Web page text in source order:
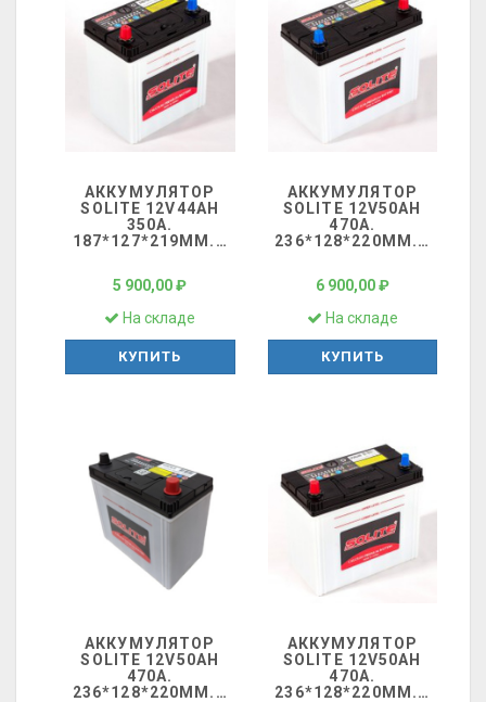
АККУМУЛЯТОР
SOLITE 12V44AH
350A.
187*127*219ММ. …
5 900,00 ₽
На складе
КУПИТЬ
АККУМУЛЯТОР
SOLITE 12V50AH
470A.
236*128*220ММ.…
6 900,00 ₽
На складе
КУПИТЬ
АККУМУЛЯТОР
SOLITE 12V50AH
470A.
236*128*220ММ. …
АККУМУЛЯТОР
SOLITE 12V50AH
470A.
236*128*220ММ.…